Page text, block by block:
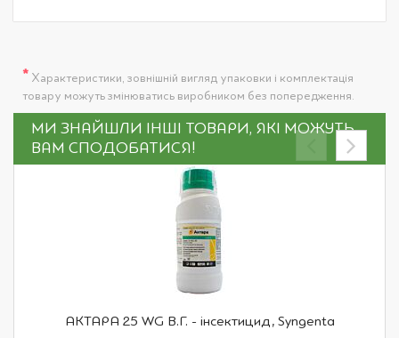
* Характеристики, зовнішній вигляд упаковки і комплектація
товару можуть змінюватись виробником без попередження.
МИ ЗНАЙШЛИ ІНШІ ТОВАРИ, ЯКІ МОЖУТЬ
ВАМ СПОДОБАТИСЯ!
АКТАРА 25 WG В.Г. - інсектицид, Syngenta